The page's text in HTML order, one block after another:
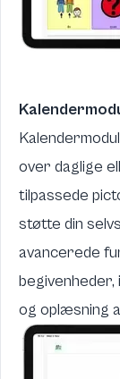
over daglige
tilpassede
støtte din
avancerede
og oplæsning